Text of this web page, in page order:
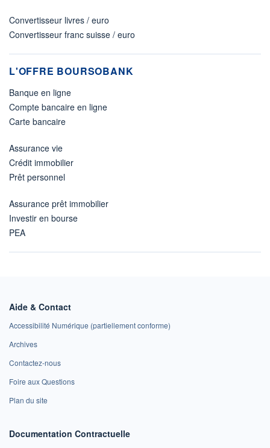
Convertisseur livres / euro
Convertisseur franc suisse / euro
L'OFFRE BOURSOBANK
Banque en ligne
Compte bancaire en ligne
Carte bancaire
Assurance vie
Crédit immobilier
Prêt personnel
Assurance prêt immobilier
Investir en bourse
PEA
Aide & Contact
Accessibilité Numérique (partiellement conforme)
Archives
Contactez-nous
Foire aux Questions
Plan du site
Documentation Contractuelle